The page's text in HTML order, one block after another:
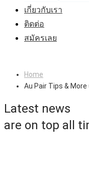
เกี่ยวกับเรา
ติดต่อ
สมัครเลย
Home
Au Pair Tips &
Latest news
are on top all